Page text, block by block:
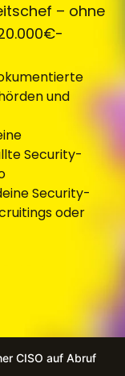
– ohne
und
Security-
Security-
oder
CISO auf Abruf